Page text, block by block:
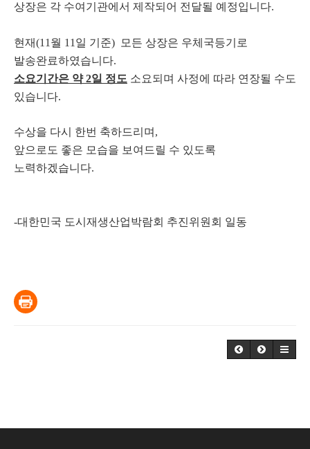
상장은 각 수여기관에서 제작되어 전달될 예정입니다.
현재(11월 11일 기준) 모든 상장은 우체국등기로
발송완료하였습니다.
소요기간은 약 2일 정도 소요되며 사정에 따라 연장될 수도
있습니다.
수상을 다시 한번 축하드리며,
앞으로도 좋은 모습을 보여드릴 수 있도록
노력하겠습니다.
-대한민국 도시재생산업박람회 추진위원회 일동